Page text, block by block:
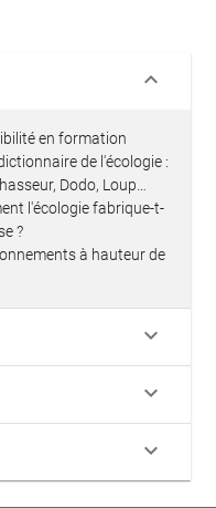
keyboard_arrow_down
en formation
de l'écologie :
Dodo, Loup…
l'écologie fabrique-t-
?
à hauteur de
keyboard_arrow_down
keyboard_arrow_down
keyboard_arrow_down